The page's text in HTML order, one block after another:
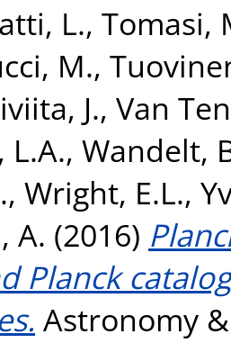
L., Tomasi,
M.,
J., Van
L.A., Wandelt,
, Wright, E.L.,
A. (2016)
Planck
Astronomy